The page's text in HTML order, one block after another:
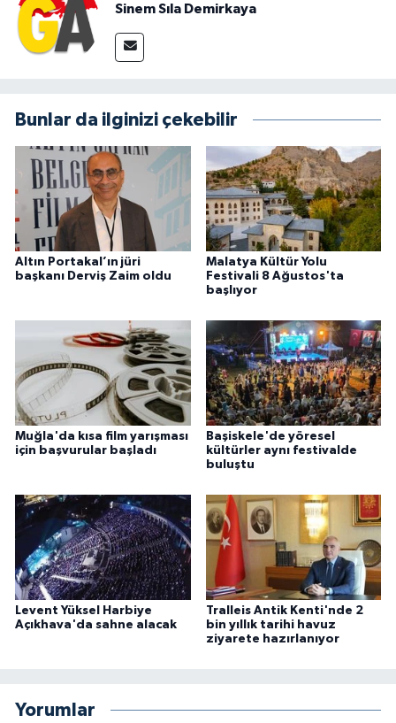
Sinem Sıla Demirkaya
Bunlar da ilginizi çekebilir
Altın Portakal’ın jüri
başkanı Derviş Zaim oldu
Malatya Kültür Yolu
Festivali 8 Ağustos'ta
başlıyor
Muğla'da kısa film yarışması
için başvurular başladı
Başiskele'de yöresel
kültürler aynı festivalde
buluştu
Levent Yüksel Harbiye
Açıkhava'da sahne alacak
Tralleis Antik Kenti'nde 2
bin yıllık tarihi havuz
ziyarete hazırlanıyor
Yorumlar